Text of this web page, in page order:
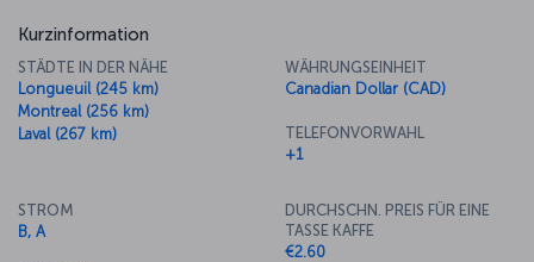
Kurzinformation
STÄDTE IN DER NÄHE
Longueuil (245 km)
Montreal (256 km)
Laval (267 km)
WÄHRUNGSEINHEIT
Canadian Dollar (CAD)
TELEFONVORWAHL
+1
STROM
B, A
DURCHSCHN. PREIS FÜR EINE
TASSE KAFFE
€2.60